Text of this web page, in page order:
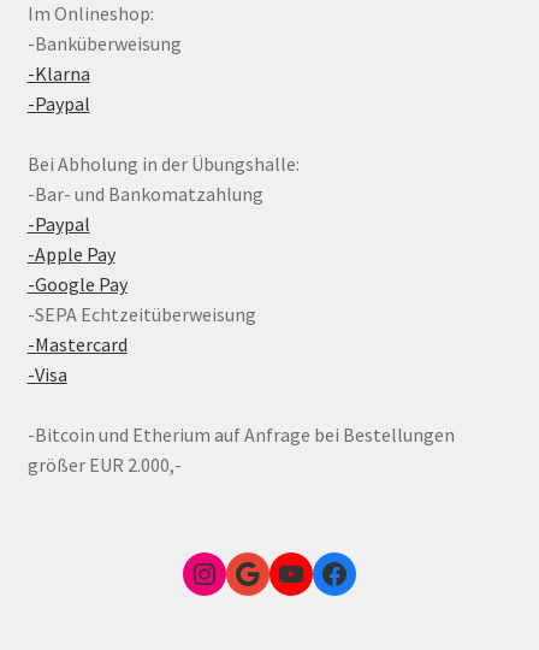
Im Onlineshop:
-Banküberweisung
-Klarna
-Paypal
Bei Abholung in der Übungshalle:
-Bar- und Bankomatzahlung
-Paypal
-Apple Pay
-Google Pay
-SEPA Echtzeitüberweisung
-Mastercard
-Visa
-Bitcoin und Etherium auf Anfrage bei Bestellungen
größer EUR 2.000,-
Instagram
Google Link zum FunShop WienYouTubeFacebook